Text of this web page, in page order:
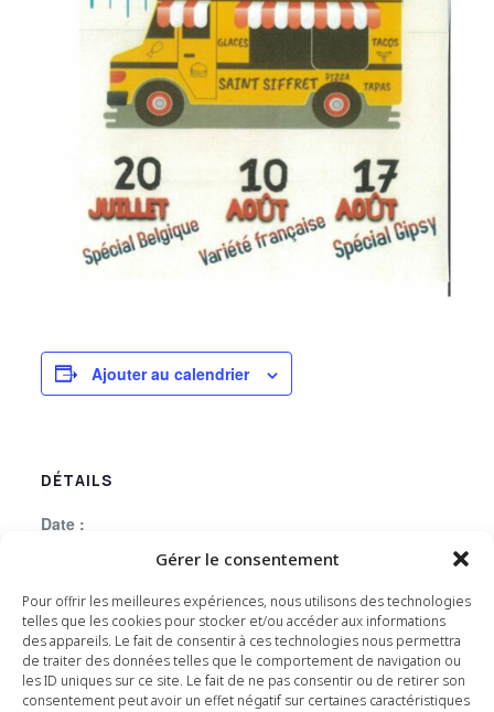
Gérer le consentement
Pour offrir les meilleures expériences, nous utilisons des technologies
telles que les cookies pour stocker et/ou accéder aux informations
des appareils. Le fait de consentir à ces technologies nous permettra
de traiter des données telles que le comportement de navigation ou
les ID uniques sur ce site. Le fait de ne pas consentir ou de retirer son
consentement peut avoir un effet négatif sur certaines caractéristiques
Ajouter au calendrier
DÉTAILS
Date :
18h30 - 23h30
Catégorie d’Évènement:
Evènement